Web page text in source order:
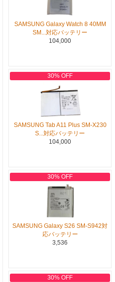
SAMSUNG Galaxy Watch 8 40MM
SM...対応バッテリー
104,000
30% OFF
SAMSUNG Tab A11 Plus SM-X230
S...対応バッテリー
104,000
30% OFF
SAMSUNG Galaxy S26 SM-S942対
応バッテリー
3,536
30% OFF